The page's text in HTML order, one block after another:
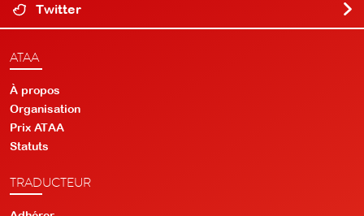
Twitter
ATAA
À propos
Organisation
Prix ATAA
Statuts
TRADUCTEUR